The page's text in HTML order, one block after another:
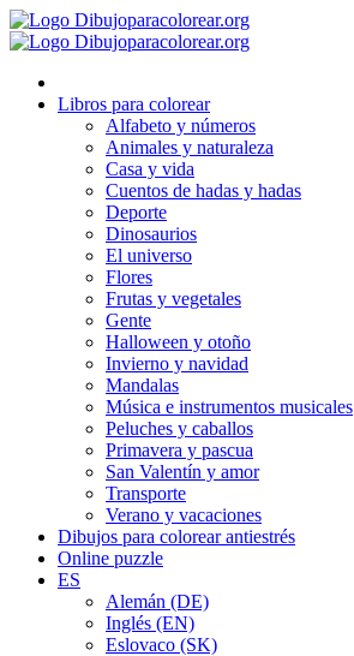
Ir
al
Libros para colorear
Alfabeto y números
Animales y naturaleza
Casa y vida
Cuentos de hadas y hadas
Deporte
Dinosaurios
El universo
Flores
Frutas y vegetales
Gente
Halloween y otoño
Invierno y navidad
Mandalas
Música e instrumentos musicales
Peluches y caballos
Primavera y pascua
San Valentín y amor
Transporte
Verano y vacaciones
Dibujos para colorear antiestrés
Online puzzle
ES
Alemán (DE)
Inglés (EN)
Eslovaco (SK)